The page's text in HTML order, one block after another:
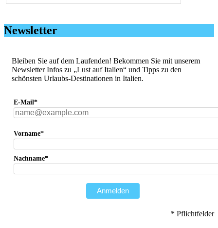
Newsletter
Bleiben Sie auf dem Laufenden! Bekommen Sie mit unserem
Newsletter Infos zu „Lust auf Italien“ und Tipps zu den
schönsten Urlaubs-Destinationen in Italien.
E-Mail*
Vorname*
Nachname*
Anmelden
* Pflichtfelder